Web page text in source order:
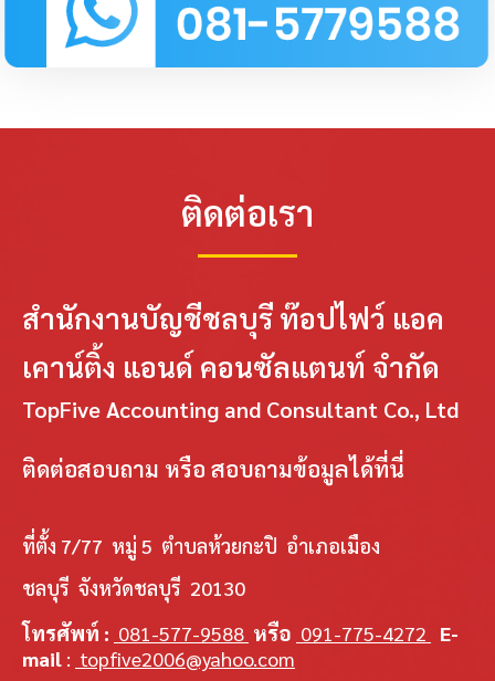
ติดต่อเรา
สำนักงานบัญชีชลบุรี ท๊อปไฟว์ แอค
เคาน์ติ้ง แอนด์ คอนซัลแตนท์ จำกัด
TopFive Accounting and Consultant Co., Ltd
ติดต่อสอบถาม หรือ สอบถามข้อมูลได้ที่นี่
ที่ตั้ง 7/77 หมู่ 5 ตำบลห้วยกะปิ อำเภอเมือง
ชลบุรี จังหวัดชลบุรี 20130
โทรศัพท์ : 081-577-9588 หรือ 091-775-4272
E-
mail : topfive2006@yahoo.com